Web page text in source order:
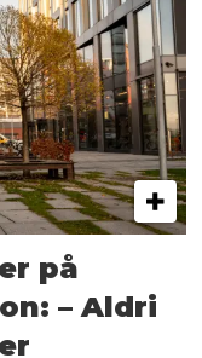
på
– Aldri